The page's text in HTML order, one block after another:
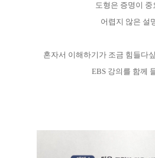
도형은 증명이
어렵지 않은 설
혼자서 이해하기가 조금 힘들다
EBS 강의를 함께